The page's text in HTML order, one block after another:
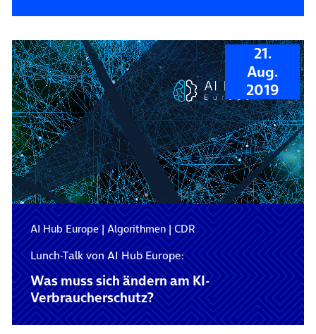
21.
Aug.
2019
AI Hub Europe|Algorithmen|CDR
Lunch-Talk von AI Hub Europe:
Was muss sich ändern am KI-
Verbraucherschutz?